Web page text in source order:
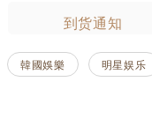
到货通知
韓國娛樂 明星娱乐